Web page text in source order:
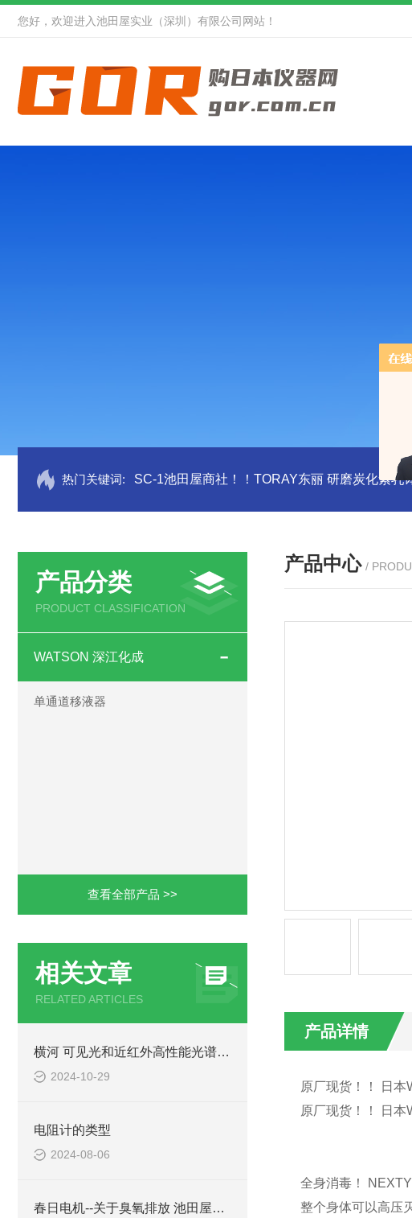
您好，欢迎进入池田屋实业（深圳）有限公司网站！
热门关键词: SC-1池田屋商社！！TORAY东丽 研磨炭化素乳
产品分类
PRODUCT CLASSIFICATION
WATSON 深江化成
单通道移液器
查看全部产品 >>
相关文章
RELATED ARTICLES
横河 可见光和近红外高性能光谱分析仪 AQ6373E
2024-10-29
电阻计的类型
2024-08-06
春日电机--关于臭氧排放 池田屋实业
产品中心 /
产品详情
原厂现货！！ 日
原厂现货！！ 日
全身消毒！ NEXTY
整个身体可以高压